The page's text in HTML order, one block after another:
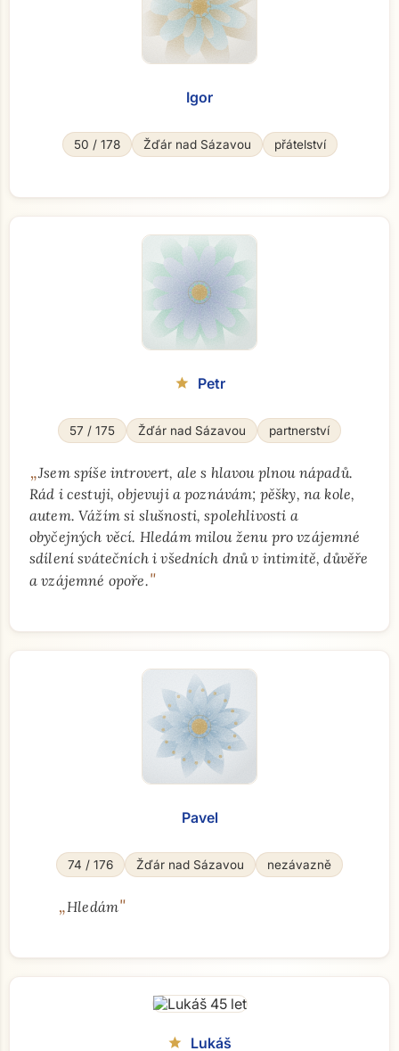
Igor
50 / 178 Žďár nad Sázavou přátelství
star Petr
57 / 175 Žďár nad Sázavou partnerství
„Jsem spíše introvert, ale s hlavou plnou nápadů.
Rád i cestuji, objevuji a poznávám; pěšky, na kole,
autem. Vážím si slušnosti, spolehlivosti a
obyčejných věcí. Hledám milou ženu pro vzájemné
sdílení svátečních i všedních dnů v intimitě, důvěře
a vzájemné opoře."
Pavel
74 / 176 Žďár nad Sázavou nezávazně
„Hledám"
star Lukáš